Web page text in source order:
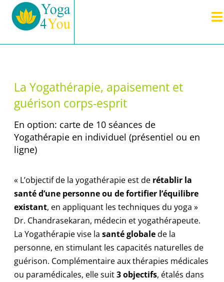
La Yogathérapie, apaisement et
guérison corps-esprit
En option: carte de 10 séances de
Yogathérapie en individuel (présentiel ou en
ligne)
« L’objectif de la yogathérapie est de rétablir la
santé d’une personne ou de fortifier l’équilibre
existant, en appliquant les techniques du yoga »
Dr. Chandrasekaran, médecin et yogathérapeute.
La Yogathérapie vise la santé globalede la
personne, en stimulant les capacités naturelles de
guérison. Complémentaire aux thérapies médicales
ou paramédicales, elle suit3 objectifs, étalés dans